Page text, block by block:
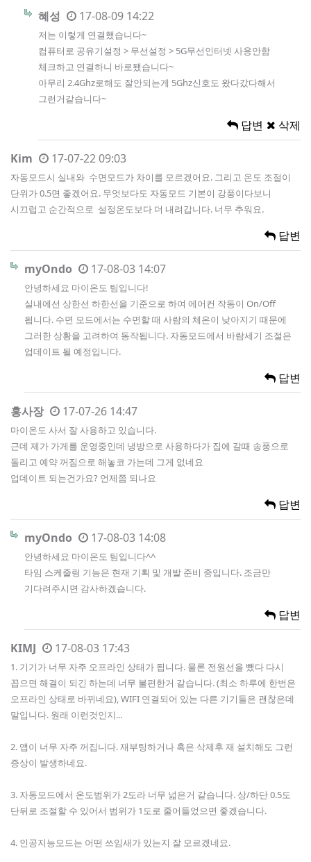
혜성 17-08-09 14:22
저는 이렇게 연결했습니다~
컴퓨터로 공유기설정 > 무선설정 > 5G무선인터넷 사용안함
체크하고 연결하니 바로됐습니다~
아무리 2.4Ghz로해도 잘안되는게 5Ghz신호도 왔다갔다해서
그런거같습니다~
답변 삭제
Kim 17-07-22 09:03
자동모드시 실내와 수면모드가 차이를 모르겠어요. 그리고 온도 조절이
단위가 0.5면 좋겠어요. 무엇보다도 자동모드 기본이 강풍이다보니
시끄럽고 순간적으로 설정온도보다 더 내려갑니다. 너무 추워요.
답변
myOndo 17-08-03 14:07
안녕하세요 마이온도 팀입니다!
실내에선 상한선 하한선을 기준으로 하여 에어컨 작동이 On/Off
됩니다. 수면 모드에서는 수면할 때 사람의 체온이 낮아지기 때문에
그러한 상황을 고려하여 동작됩니다. 자동모드에서 바람세기 조절은
업데이트 될 예정입니다.
답변
홍사장 17-07-26 14:47
마이온도 사서 잘 사용하고 있습니다.
근데 제가 가게를 운영중인데 냉방으로 사용하다가 집에 갈때 송풍으로
돌리고 예약 꺼짐으로 해놓코 가는데 그게 없네요
업데이트 되는건가요? 언제쯤 되나요
답변
myOndo 17-08-03 14:08
안녕하세요 마이온도 팀입니다^^
타임 스케줄링 기능은 현재 기획 및 개발 준비 중입니다. 조금만
기다려주시면 감사하겠습니다.
답변
KIMJ 17-08-03 17:43
1. 기기가 너무 자주 오프라인 상태가 됩니다. 물론 전원선을 뺐다 다시
꼽으면 해결이 되긴 하는데 너무 불편한거 같습니다. (최소 하루에 한번은
오프라인 상태로 바뀌네요), WIFI 연결되어 있는 다른 기기들은 괜찮은데
말입니다. 원래 이런것인지...
2. 앱이 너무 자주 꺼집니다. 재부팅하거나 혹은 삭제후 재 설치해도 그런
증상이 발생하네요.
3. 자동모드에서 온도범위가 2도라 너무 넓은거 같습니다. 상/하단 0.5도
단뒤로 조절할 수 있어서 범위가 1도로 줄어들었으면 좋겠습니다.
4. 인공지능모드는 어떤 쓰임새가 있는지 잘 모르겠네요.